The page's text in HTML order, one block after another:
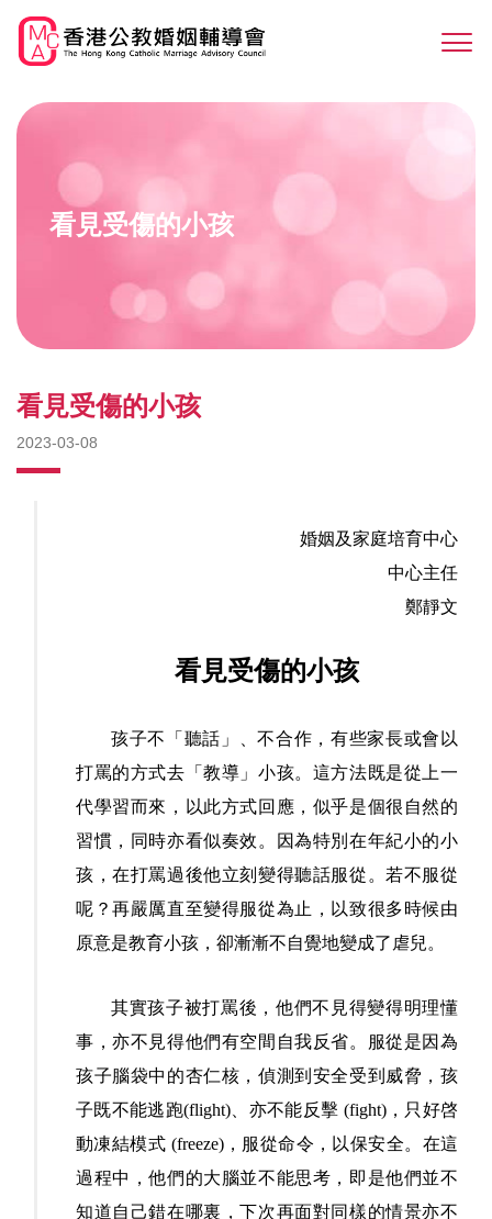
main
看見受傷的小孩
看見受傷的小孩
2023-03-08
婚姻及家庭培育中心
中心主任
鄭靜文
看見受傷的小孩
孩子不「聽話」、不合作，有些家長或會以
打罵的方式去「教導」小孩。這方法既是從上一
代學習而來，以此方式回應，似乎是個很自然的
習慣，同時亦看似奏效。因為特別在年紀小的小
孩，在打罵過後他立刻變得聽話服從。若不服從
呢？再嚴厲直至變得服從為止，以致很多時候由
原意是教育小孩，卻漸漸不自覺地變成了虐兒。
其實孩子被打罵後，他們不見得變得明理懂
事，亦不見得他們有空間自我反省。服從是因為
孩子腦袋中的杏仁核，偵測到安全受到威脅，孩
子既不能逃跑(flight)、亦不能反擊 (fight)，只好啓
動凍結模式 (freeze)，服從命令，以保安全。在這
過程中，他們的大腦並不能思考，即是他們並不
知道自己錯在哪裏，下次再面對同樣的情景亦不